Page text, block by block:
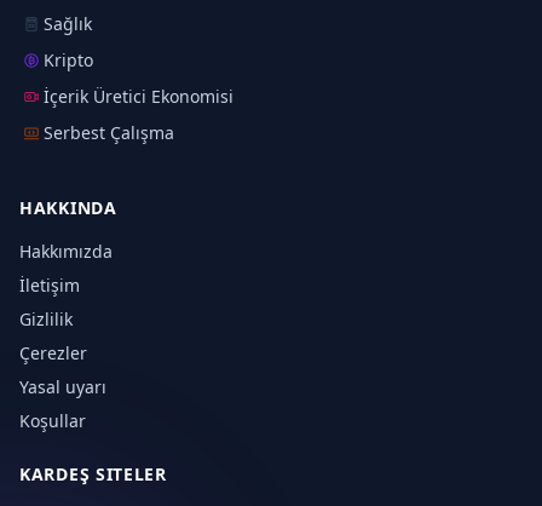
Sağlık
Kripto
İçerik Üretici Ekonomisi
Serbest Çalışma
HAKKINDA
Hakkımızda
İletişim
Gizlilik
Çerezler
Yasal uyarı
Koşullar
KARDEŞ SITELER